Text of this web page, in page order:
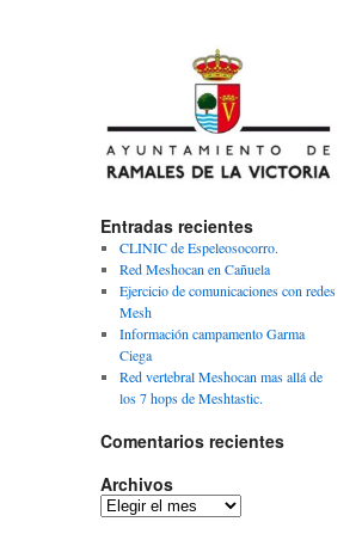
Entradas recientes
CLINIC de Espeleosocorro.
Red Meshocan en Cañuela
Ejercicio de comunicaciones con redes
Mesh
Información campamento Garma
Ciega
Red vertebral Meshocan mas allá de
los 7 hops de Meshtastic.
Comentarios recientes
Archivos
Archivos